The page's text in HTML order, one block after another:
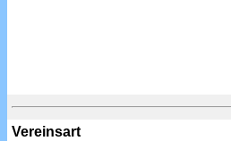
Vereinsart